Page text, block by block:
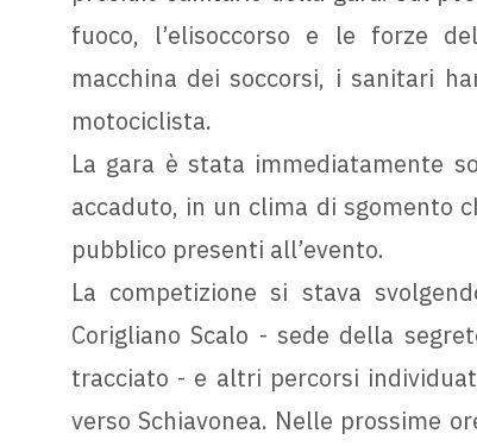
fuoco, l’elisoccorso e le forze
macchina dei soccorsi, i sanitari
motociclista.
La gara è stata immediatamente
accaduto, in un clima di sgomento
pubblico presenti all’evento.
La competizione si stava
Corigliano Scalo - sede della
tracciato - e altri percorsi
verso Schiavonea. Nelle prossime